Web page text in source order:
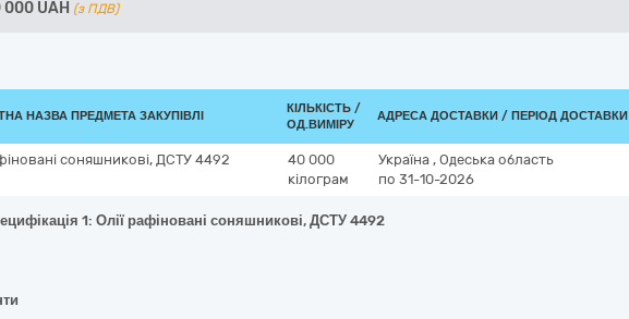
000 UAH (з ПДВ)
НАЗВА ПРЕДМЕТА ЗАКУПІВЛІ
КІЛЬКІСТЬ /
ОД.ВИМІРУ
АДРЕСА ДОСТАВКИ / ПЕРІОД ДОСТАВКИ
соняшникові, ДСТУ 4492
40 000
кілограм
Україна , Одеська область
по 31-10-2026
1: Олії рафіновані соняшникові, ДСТУ 4492